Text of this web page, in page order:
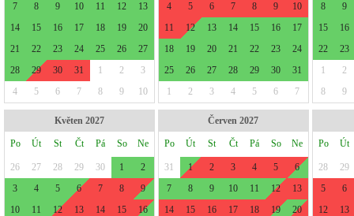
7
8 9 10 11 12
13
14
15 16 17 18 19
20
21
22 23 24 25 26
27
28
29 30 31 1 2
3
4
5 6 7 8 9 10
4
5 6 7 8 9
10
11
12 13 14 15 16
17
18
19 20 21 22 23
24
25
26 27 28 29 30
31
1
2 3 4 5 6 7
8
9
15
16
22
23
1
2
8
9
Květen 2027
Po Út St Čt Pá So Ne
26 27 28 29 30 1
2
3
4 5 6 7 8
9
10
11 12 13 14 15
16
Červen 2027
Po Út St Čt Pá So Ne
31 1 2 3 4 5
6
7
8 9 10 11 12
13
14
15 16 17 18 19
20
Po Út
28
29
5
6
12
13